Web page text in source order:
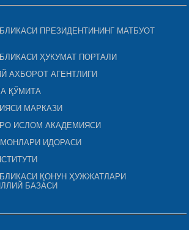
ПРЕЗИДЕНТИНИНГ МАТБУОТ
ҲУКУМАТ ПОРТАЛИ
АХБОРОТ АГЕНТЛИГИ
ҚЎМИТА
МАРКАЗИ
ИСЛОМ АКАДЕМИЯСИ
ИДОРАСИ
ҚОНУН ҲУЖЖАТЛАРИ
БАЗАСИ